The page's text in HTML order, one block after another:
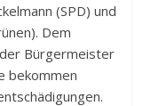
(SPD) und
Dem
Bürgermeister
bekommen